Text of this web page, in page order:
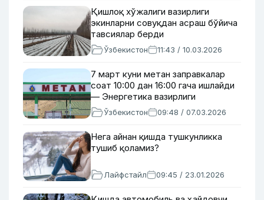
Қишлоқ хўжалиги вазирлиги
экинларни совуқдан асраш бўйича
тавсиялар берди
Ўзбекистон 11:43 / 10.03.2026
7 март куни метан заправкалар
соат 10:00 дан 16:00 гача ишлайди
— Энергетика вазирлиги
Ўзбекистон 09:48 / 07.03.2026
Нега айнан қишда тушкунликка
тушиб қоламиз?
Лайфстайл 09:45 / 23.01.2026